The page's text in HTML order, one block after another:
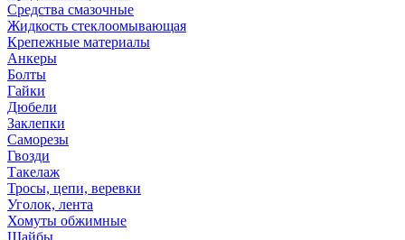
Средства смазочные
Жидкость стеклоомывающая
Крепежные материалы
Анкеры
Болты
Гайки
Дюбели
Заклепки
Саморезы
Гвозди
Такелаж
Тросы, цепи, веревки
Уголок, лента
Хомуты обжимные
Шайбы